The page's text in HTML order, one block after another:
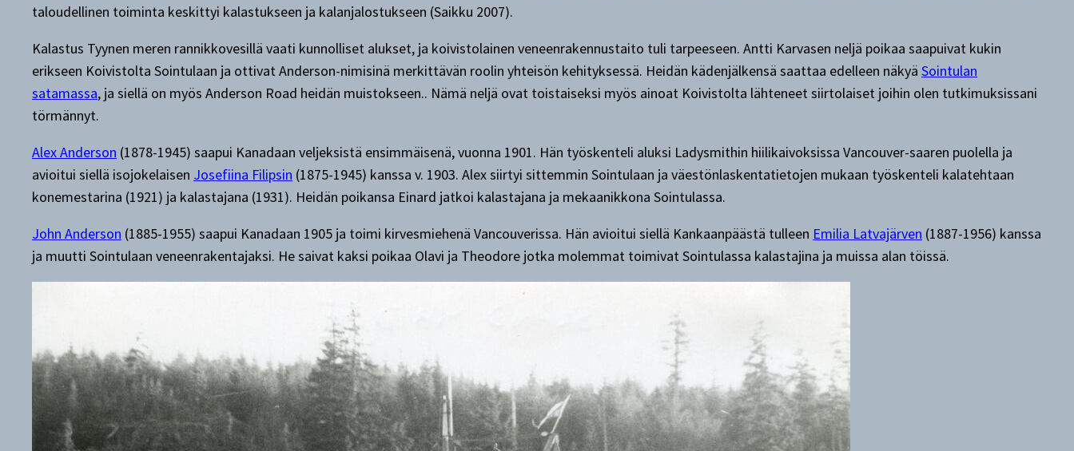
taloudellinen toiminta keskittyi kalastukseen ja kalanjalostukseen (Saikku 2007).
Kalastus Tyynen meren rannikkovesillä vaati kunnolliset alukset, ja koivistolainen veneenrakennustaito tuli tarpeeseen. Antti Karvasen neljä poikaa saapuivat kukin
erikseen Koivistolta Sointulaan ja ottivat Anderson-nimisinä merkittävän roolin yhteisön kehityksessä. Heidän kädenjälkensä saattaa edelleen näkyä Sointulan
satamassa, ja siellä on myös Anderson Road heidän muistokseen.. Nämä neljä ovat toistaiseksi myös ainoat Koivistolta lähteneet siirtolaiset joihin olen tutkimuksissani
törmännyt.
Alex Anderson (1878-1945) saapui Kanadaan veljeksistä ensimmäisenä, vuonna 1901. Hän työskenteli aluksi Ladysmithin hiilikaivoksissa Vancouver-saaren puolella ja
avioitui siellä isojokelaisen Josefiina Filipsin (1875-1945) kanssa v. 1903. Alex siirtyi sittemmin Sointulaan ja väestönlaskentatietojen mukaan työskenteli kalatehtaan
konemestarina (1921) ja kalastajana (1931). Heidän poikansa Einard jatkoi kalastajana ja mekaanikkona Sointulassa.
John Anderson (1885-1955) saapui Kanadaan 1905 ja toimi kirvesmiehenä Vancouverissa. Hän avioitui siellä Kankaanpäästä tulleen Emilia Latvajärven (1887-1956) kanssa
ja muutti Sointulaan veneenrakentajaksi. He saivat kaksi poikaa Olavi ja Theodore jotka molemmat toimivat Sointulassa kalastajina ja muissa alan töissä.